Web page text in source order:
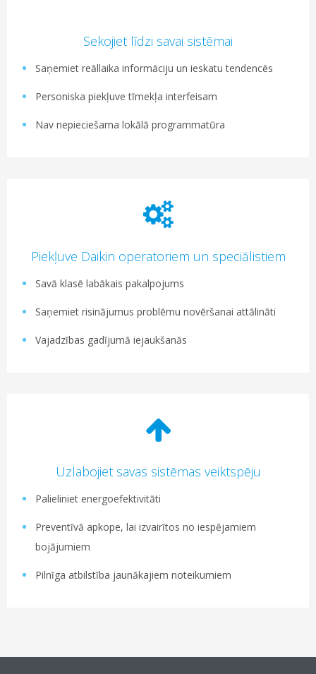
Sekojiet līdzi savai sistēmai
Saņemiet reāllaika informāciju un ieskatu tendencēs
Personiska piekļuve tīmekļa interfeisam
Nav nepieciešama lokālā programmatūra
Piekļuve Daikin operatoriem un speciālistiem
Savā klasē labākais pakalpojums
Saņemiet risinājumus problēmu novēršanai attālināti
Vajadzības gadījumā iejaukšanās
Uzlabojiet savas sistēmas veiktspēju
Palieliniet energoefektivitāti
Preventīvā apkope, lai izvairītos no iespējamiem
bojājumiem
Pilnīga atbilstība jaunākajiem noteikumiem